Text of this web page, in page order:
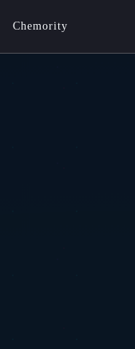
Chemority